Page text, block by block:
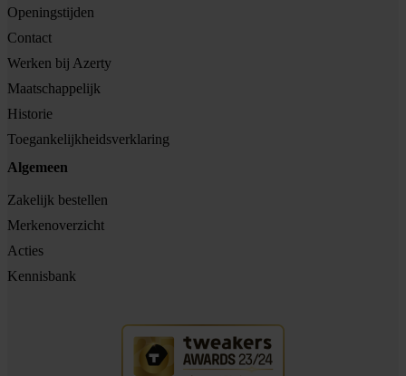
Openingstijden
Contact
Werken bij Azerty
Maatschappelijk
Historie
Toegankelijkheidsverklaring
Algemeen
Zakelijk bestellen
Merkenoverzicht
Acties
Kennisbank